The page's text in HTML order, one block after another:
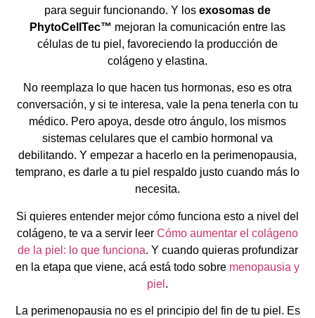
para seguir funcionando. Y los exosomas de
PhytoCellTec™ mejoran la comunicación entre las
células de tu piel, favoreciendo la producción de
colágeno y elastina.
No reemplaza lo que hacen tus hormonas, eso es otra
conversación, y si te interesa, vale la pena tenerla con tu
médico. Pero apoya, desde otro ángulo, los mismos
sistemas celulares que el cambio hormonal va
debilitando. Y empezar a hacerlo en la perimenopausia,
temprano, es darle a tu piel respaldo justo cuando más lo
necesita.
Si quieres entender mejor cómo funciona esto a nivel del
colágeno, te va a servir leer Cómo aumentar el colágeno
de la piel: lo que funciona. Y cuando quieras profundizar
en la etapa que viene, acá está todo sobre menopausia y
piel .
La perimenopausia no es el principio del fin de tu piel. Es